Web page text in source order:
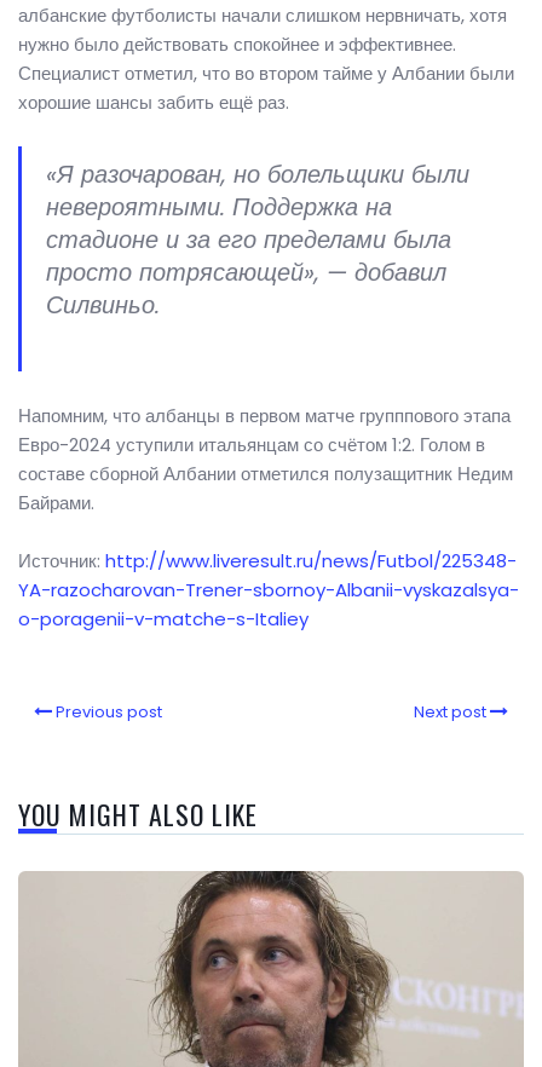
албанские футболисты начали слишком нервничать, хотя
нужно было действовать спокойнее и эффективнее.
Специалист отметил, что во втором тайме у Албании были
хорошие шансы забить ещё раз.
«Я разочарован, но болельщики были
невероятными. Поддержка на
стадионе и за его пределами была
просто потрясающей», — добавил
Силвиньо.
Напомним, что албанцы в первом матче групппового этапа
Евро-2024 уступили итальянцам со счётом 1:2. Голом в
составе сборной Албании отметился полузащитник Недим
Байрами.
Источник: http://www.liveresult.ru/news/Futbol/225348-
YA-razocharovan-Trener-sbornoy-Albanii-vyskazalsya-
o-poragenii-v-matche-s-Italiey
Previous post Next post
YOU MIGHT ALSO LIKE